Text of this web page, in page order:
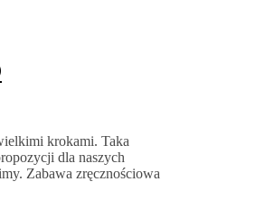
krokami. Taka
dla naszych
Zabawa zręcznościowa